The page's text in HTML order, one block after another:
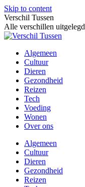
Skip to content
Verschil Tussen
Alle verschillen uitgelegd
Algemeen
Cultuur
Dieren
Gezondheid
Reizen
Tech
Voeding
Wonen
Over ons
Algemeen
Cultuur
Dieren
Gezondheid
Reizen